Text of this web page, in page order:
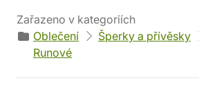
Zařazeno v kategoriích
Oblečení
Šperky a přívěsky
Runové